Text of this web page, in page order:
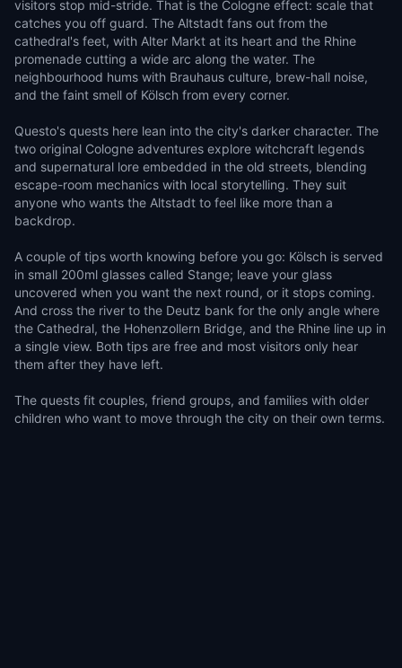
visitors stop mid-stride. That is the Cologne effect: scale that
catches you off guard. The Altstadt fans out from the
cathedral's feet, with Alter Markt at its heart and the Rhine
promenade cutting a wide arc along the water. The
neighbourhood hums with Brauhaus culture, brew-hall noise,
and the faint smell of Kölsch from every corner.
Questo's quests here lean into the city's darker character. The
two original Cologne adventures explore witchcraft legends
and supernatural lore embedded in the old streets, blending
escape-room mechanics with local storytelling. They suit
anyone who wants the Altstadt to feel like more than a
backdrop.
A couple of tips worth knowing before you go: Kölsch is served
in small 200ml glasses called Stange; leave your glass
uncovered when you want the next round, or it stops coming.
And cross the river to the Deutz bank for the only angle where
the Cathedral, the Hohenzollern Bridge, and the Rhine line up in
a single view. Both tips are free and most visitors only hear
them after they have left.
The quests fit couples, friend groups, and families with older
children who want to move through the city on their own terms.